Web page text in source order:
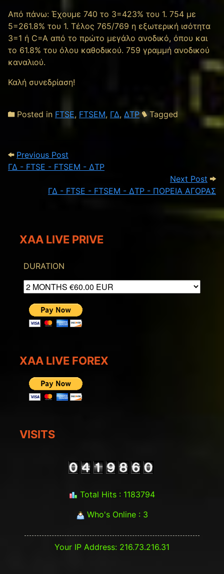
Από πάνω: Έχουμε 740 το 3=423% του 1. 754 με
5=261.8% του 1. Τέλος 765/769 η εξωτερική ισότητα
3=1 ή C=A από το πρώτο μεγάλο ανοδικό, όπου και
το 61.8% του όλου καθοδικού. 759 γραμμή ανοδικού
καναλιού.
Καλή συνεδρίαση!
Posted in FTSE, FTSEM, ΓΔ, ΔΤΡ Tagged
Post navigation
Previous Post
ΓΔ - FTSE - FTSEM - ΔΤΡ
Next Post
ΓΔ - FTSE - FTSEM - ΔΤΡ - ΠΟΡΕΙΑ ΑΓΟΡΑΣ
XAA LIVE PRIVE
DURATION
XAA LIVE FOREX
VISITS
Total Hits : 1183794
Who's Online : 3
Your IP Address: 216.73.216.31